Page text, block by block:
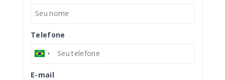
Telefone
E-mail